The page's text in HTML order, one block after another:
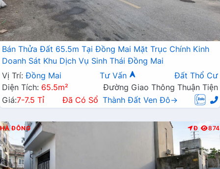
Bán Thửa Đất 65.5m Tại Đồng Mai Mặt Trục Chính Kinh
Doanh Sát Khu Dịch Vụ Sinh Thái Đồng Mai
Vị Trí: Đồng Mai Tư Vấn
Đất Thổ Cư
Diện Tích: 65.5m²
Đường Giao Thông Thuận Tiện
Giá:7-7.5 Tỉ Đã Có Sổ Thành Đất Ven Đô→
HÀ ĐÔNG Đ 874